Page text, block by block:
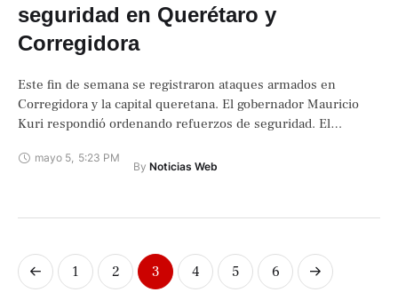
seguridad en Querétaro y
Corregidora
Este fin de semana se registraron ataques armados en
Corregidora y la capital queretana. El gobernador Mauricio
Kuri respondió ordenando refuerzos de seguridad. El
mayo 5, 5:23 PM
By Noticias Web
1 2 3 4 5 6